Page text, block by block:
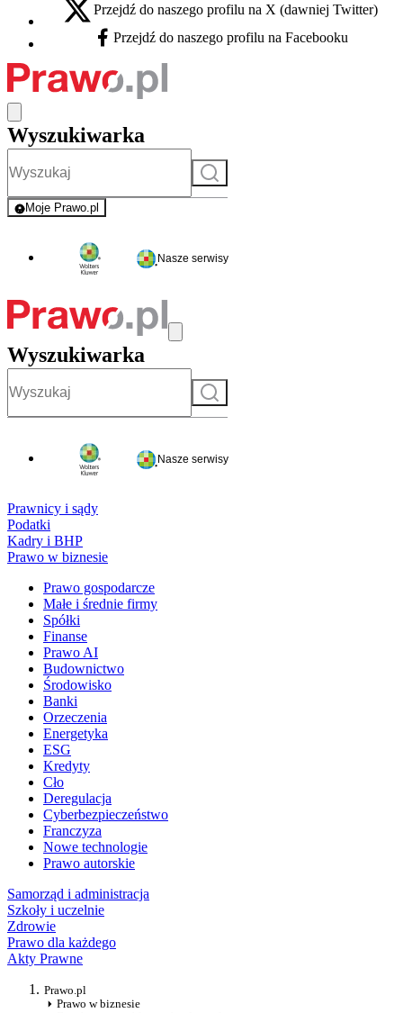
X - otwiera się w nowej karcie
Przejdź do naszego profilu na X (dawniej Twitter)
Facebook - otwiera się w nowej karcie
Przejdź do naszego profilu na Facebooku
Wyszukiwarka
Szukaj
Moje Prawo.pl
- rejestracja i logowanie do serwisu
Nasze serwisy
Wyszukiwarka
Szukaj
Nasze serwisy
Prawnicy i sądy
Podatki
Kadry i BHP
Prawo w biznesie
Prawo gospodarcze
Małe i średnie firmy
Spółki
Finanse
Prawo AI
Budownictwo
Środowisko
Banki
Orzeczenia
Energetyka
ESG
Kredyty
Cło
Deregulacja
Cyberbezpieczeństwo
Franczyza
Nowe technologie
Prawo autorskie
Samorząd i administracja
Szkoły i uczelnie
Zdrowie
Prawo dla każdego
Akty Prawne
Prawo.pl
Prawo w biznesie